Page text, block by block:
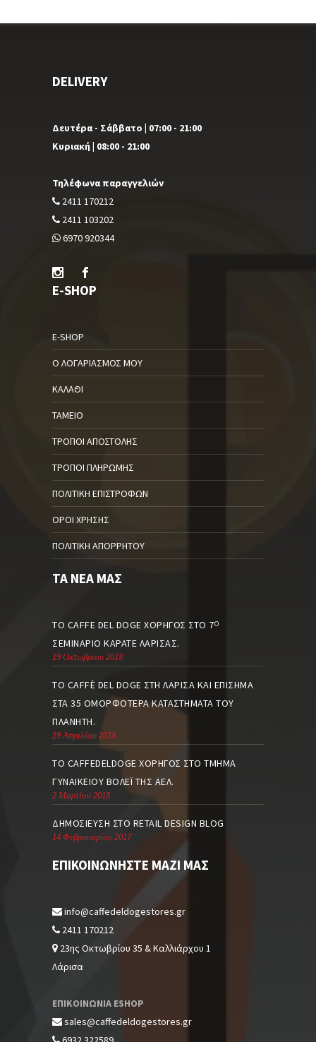
DELIVERY
Δευτέρα - Σάββατο | 07:00 - 21:00
Κυριακή | 08:00 - 21:00
Τηλέφωνα παραγγελιών
2411 170212
2411 103202
6970 920344
E-SHOP
E-SHOP
Ο ΛΟΓΑΡΙΑΣΜΌΣ ΜΟΥ
ΚΑΛΆΘΙ
ΤΑΜΕΊΟ
ΤΡΌΠΟΙ ΑΠΟΣΤΟΛΉΣ
ΤΡΌΠΟΙ ΠΛΗΡΩΜΉΣ
ΠΟΛΙΤΙΚΉ ΕΠΙΣΤΡΟΦΏΝ
ΌΡΟΙ ΧΡΉΣΗΣ
ΠΟΛΙΤΙΚΉ ΑΠΟΡΡΉΤΟΥ
ΤΑ ΝΈΑ ΜΑΣ
ΤΟ CAFFE DEL DOGE ΧΟΡΗΓΌΣ ΣΤΟ 7Ο
ΣΕΜΙΝΆΡΙΟ ΚΑΡΆΤΕ ΛΆΡΙΣΑΣ.
19 Οκτωβρίου 2018
ΤΟ CAFFÈ DEL DOGE ΣΤΗ ΛΆΡΙΣΑ ΚΑΙ ΕΠΊΣΗΜΑ
ΣΤΑ 35 ΟΜΟΡΦΌΤΕΡΑ ΚΑΤΑΣΤΉΜΑΤΑ ΤΟΥ
ΠΛΑΝΉΤΗ.
19 Απριλίου 2018
TO CAFFEDELDOGE ΧΟΡΗΓΌΣ ΣΤΟ ΤΜΉΜΑ
ΓΥΝΑΙΚΕΊΟΥ ΒΌΛΕΪ ΤΗΣ ΑΕΛ.
2 Μαρτίου 2018
ΔΗΜΟΣΊΕΥΣΗ ΣΤΟ RETAIL DESIGN BLOG
14 Φεβρουαρίου 2017
ΕΠΙΚΟΙΝΩΝΉΣΤΕ ΜΑΖΊ ΜΑΣ
info@caffedeldogestores.gr
2411 170212
23ης Οκτωβρίου 35 & Καλλιάρχου 1
Λάρισα
ΕΠΙΚΟΙΝΩΝΙΑ ESHOP
sales@caffedeldogestores.gr